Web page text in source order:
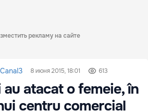
рекламу на сайте
Canal3 8 июня 2015, 18:01 613
atacat o femeie, în
centru comercial